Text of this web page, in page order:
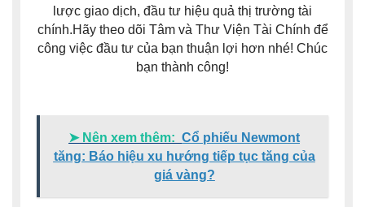
lược giao dịch, đầu tư hiệu quả thị trường tài
chính.Hãy theo dõi Tâm và Thư Viện Tài Chính để
công việc đầu tư của bạn thuận lợi hơn nhé! Chúc
bạn thành công!
➤ Nên xem thêm: Cổ phiếu Newmont
tăng: Báo hiệu xu hướng tiếp tục tăng của
giá vàng?